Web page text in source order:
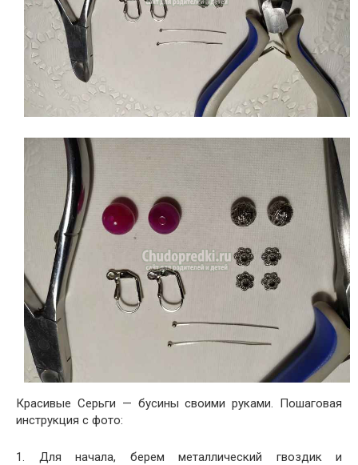
Красивые Серьги — бусины своими руками. Пошаговая
инструкция с фото:
1. Для начала, берем металлический гвоздик и